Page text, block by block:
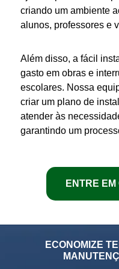
criando um ambiente
alunos, professores e
Além disso, a fácil
gasto em obras e
escolares. Nossa
criar um plano de
atender às
garantindo um
ENTRE
ECONOMIZE